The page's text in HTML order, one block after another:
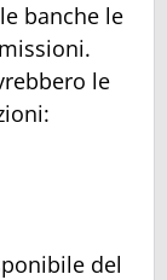
banche le
le
del